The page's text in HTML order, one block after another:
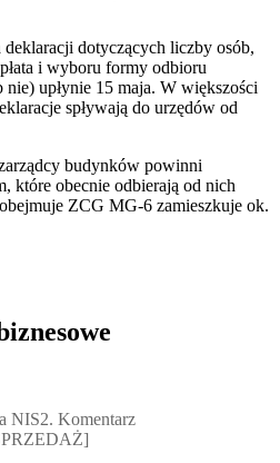
dotyczących liczby osób,
i wyboru formy odbioru
upłynie 15 maja. W większości
spływają do urzędów od
budynków powinni
które obecnie odbierają od nich
ZCG MG-6 zamieszkuje ok.
Komentarz [PRZEDSPRZEDAŻ],
NIS2. Komentarz